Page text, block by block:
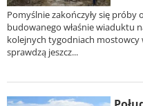
Pomyślnie zakończyły się
budowanego właśnie wiaduktu
kolejnych tygodniach
sprawdzą jeszcz...